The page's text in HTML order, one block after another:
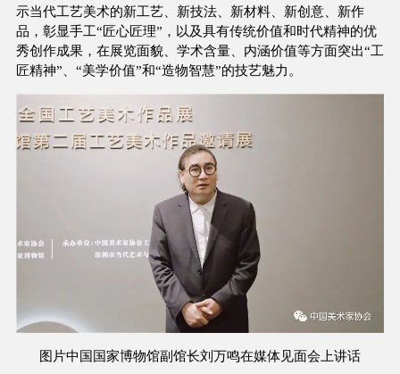
示当代工艺美术的新工艺、新技法、新材料、新创意、新作
品，彰显手工“匠心匠理”，以及具有传统价值和时代精神的优
秀创作成果，在展览面貌、学术含量、内涵价值等方面突出“工
匠精神”、“美学价值”和“造物智慧”的技艺魅力。
图片中国国家博物馆副馆长刘万鸣在媒体见面会上讲话